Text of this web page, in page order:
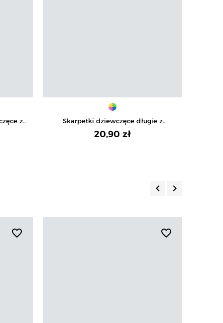
z
Skarpetki dziewczęce długie z
kwiatowym wzorem 3-pak
20,90 zł
Poprzedni
keyboard_arrow_left Następny
keyboard_arrow_right
favorite_border favorite_border